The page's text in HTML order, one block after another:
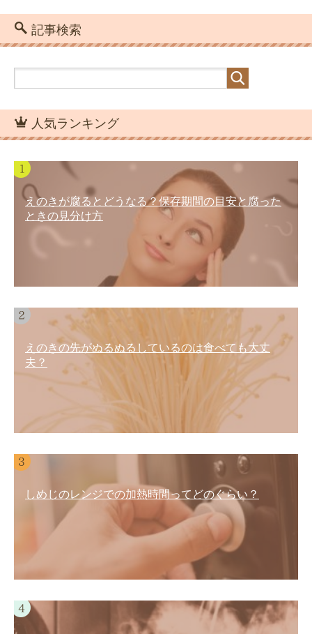
記事検索
人気ランキング
えのきが腐るとどうなる？保存期間の目安と腐った
ときの見分け方
えのきの先がぬるぬるしているのは食べても大丈
夫？
しめじのレンジでの加熱時間ってどのぐらい？